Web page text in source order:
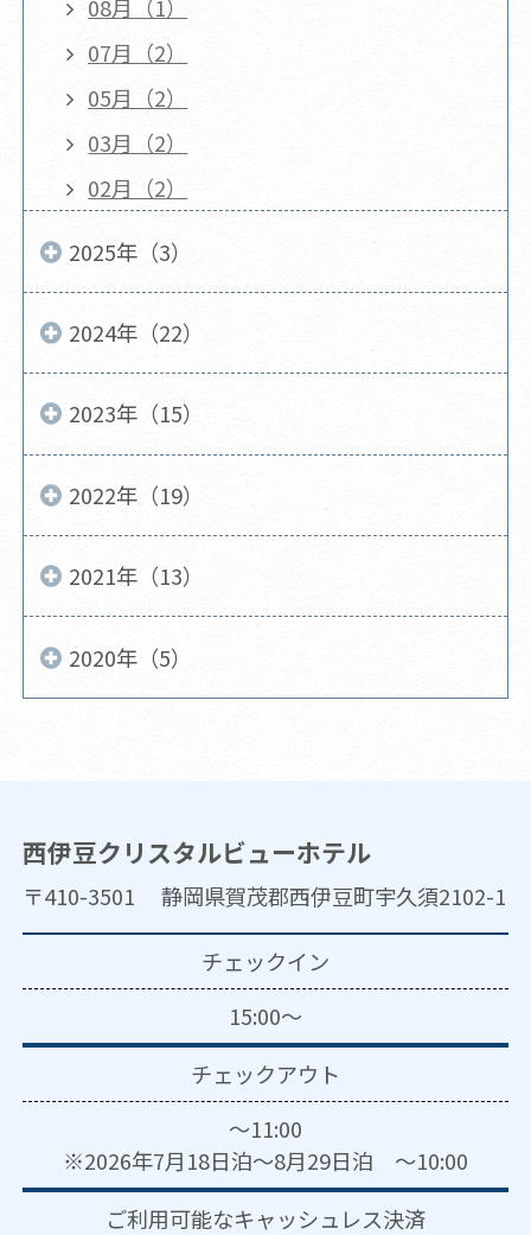
08月（1）
07月（2）
05月（2）
03月（2）
02月（2）
2025年（3）
2024年（22）
2023年（15）
2022年（19）
2021年（13）
2020年（5）
西伊豆クリスタルビューホテル
〒410-3501 静岡県賀茂郡西伊豆町宇久須2102-1
チェックイン
15:00～
チェックアウト
～11:00
※2026年7月18日泊～8月29日泊 ～10:00
ご利用可能なキャッシュレス決済